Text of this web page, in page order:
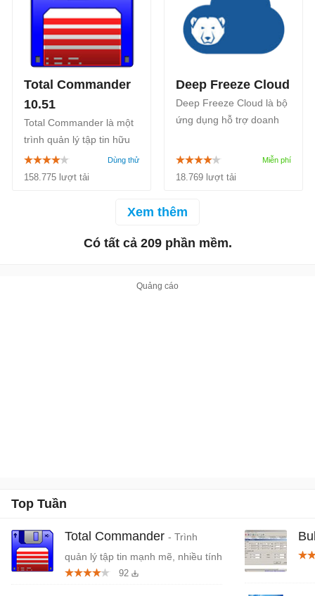
đánh cắp. Với tiện ích
mang tên WinMend
Folder Hidden, bạn
Total Commander
10.51
Total Commander là một
trình quản lý tập tin hữu
hiệu dành cho người
dùng Windows, nó còn
Windows Explorer, giúp
hoặc xóa file nhanh
158.775 lượt tải
Deep Freeze Cloud
Deep Freeze Cloud là bộ
ứng dụng hỗ trợ doanh
để bảo vệ, quản lý và tối
18.769 lượt tải
Xem thêm
Có tất cả 209 phần mềm.
Top Tuần
Total Commander - Trình
quản lý tập tin mạnh mẽ, nhiều tính
năng
92